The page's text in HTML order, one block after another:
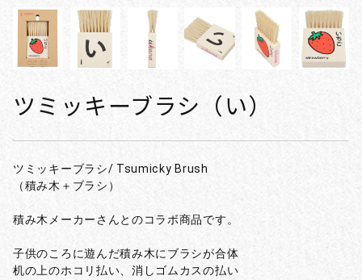
ツミッキーブラシ（い）
ツミッキーブラシ/ Tsumicky Brush
（積み木＋ブラシ）
積み木メーカーさんとのコラボ商品です。
子供のころに遊んだ積み木にブラシが合体
机の上のホコリ払い、消しゴムカスの払い